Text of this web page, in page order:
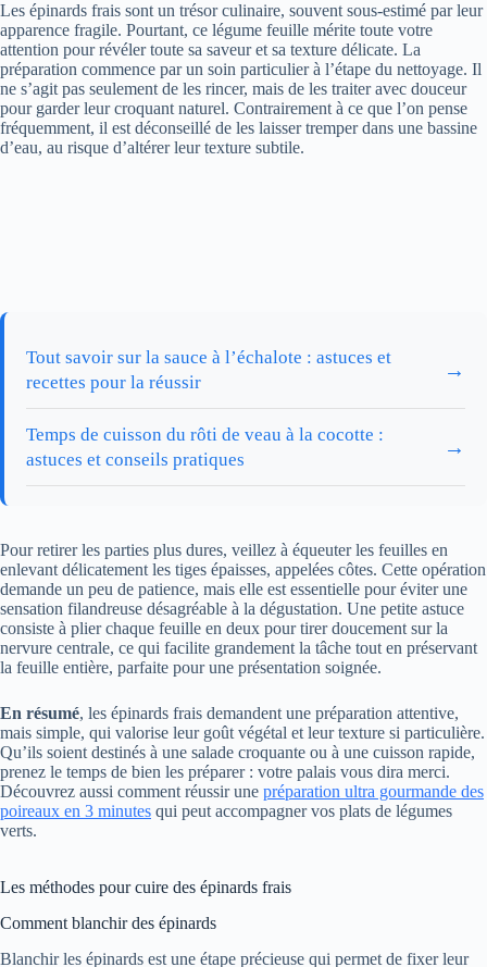
Les épinards frais sont un trésor culinaire, souvent sous-estimé par leur
apparence fragile. Pourtant, ce légume feuille mérite toute votre
attention pour révéler toute sa saveur et sa texture délicate. La
préparation commence par un soin particulier à l’étape du nettoyage. Il
ne s’agit pas seulement de les rincer, mais de les traiter avec douceur
pour garder leur croquant naturel. Contrairement à ce que l’on pense
fréquemment, il est déconseillé de les laisser tremper dans une bassine
d’eau, au risque d’altérer leur texture subtile.
Tout savoir sur la sauce à l’échalote : astuces et
recettes pour la réussir
→
Temps de cuisson du rôti de veau à la cocotte :
astuces et conseils pratiques
→
Pour retirer les parties plus dures, veillez à équeuter les feuilles en
enlevant délicatement les tiges épaisses, appelées côtes. Cette opération
demande un peu de patience, mais elle est essentielle pour éviter une
sensation filandreuse désagréable à la dégustation. Une petite astuce
consiste à plier chaque feuille en deux pour tirer doucement sur la
nervure centrale, ce qui facilite grandement la tâche tout en préservant
la feuille entière, parfaite pour une présentation soignée.
En résumé, les épinards frais demandent une préparation attentive,
mais simple, qui valorise leur goût végétal et leur texture si particulière.
Qu’ils soient destinés à une salade croquante ou à une cuisson rapide,
prenez le temps de bien les préparer : votre palais vous dira merci.
Découvrez aussi comment réussir une préparation ultra gourmande des
poireaux en 3 minutes qui peut accompagner vos plats de légumes
verts.
Les méthodes pour cuire des épinards frais
Comment blanchir des épinards
Blanchir les épinards est une étape précieuse qui permet de fixer leur